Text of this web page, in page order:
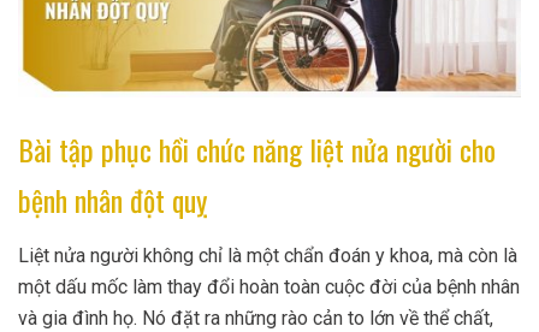
Bài tập phục hồi chức năng liệt nửa người cho
bệnh nhân đột quỵ
Liệt nửa người không chỉ là một chẩn đoán y khoa, mà còn là
một dấu mốc làm thay đổi hoàn toàn cuộc đời của bệnh nhân
và gia đình họ. Nó đặt ra những rào cản to lớn về thể chất,